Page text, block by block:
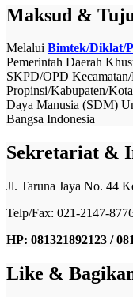
Maksud &
Melalui Bimtek/Diklat/
Pemerintah Daerah
SKPD/OPD
Propinsi/Kabupaten/
Daya Manusia (SDM)
Bangsa Indonesia
Sekretariat &
Jl. Taruna Jaya No. 44
Telp/Fax: 021-2147-
HP: 081321892123 /
Like &